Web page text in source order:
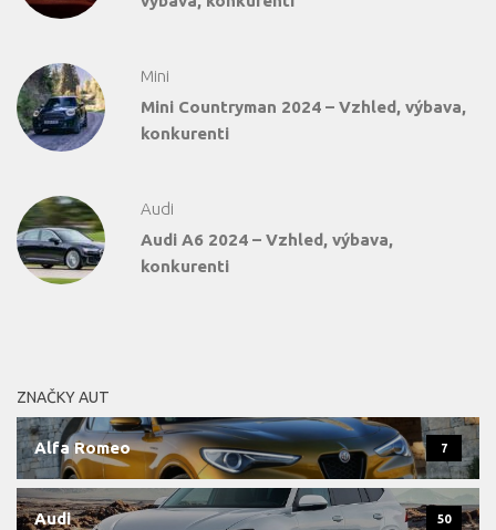
Mini
Mini Countryman 2024 – Vzhled, výbava,
konkurenti
Audi
Audi A6 2024 – Vzhled, výbava,
konkurenti
ZNAČKY AUT
Alfa Romeo 7
Audi 50